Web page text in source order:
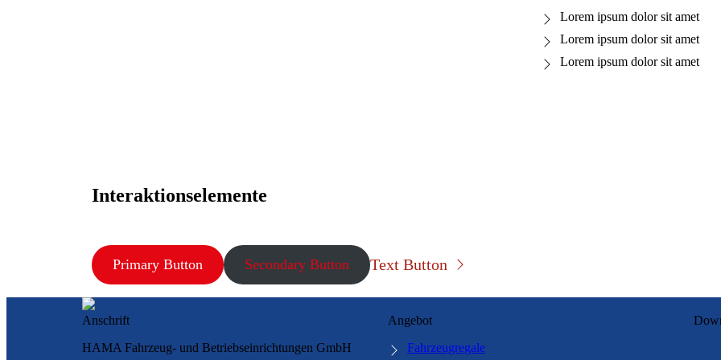
Lorem ipsum dolor sit amet
Lorem ipsum dolor sit amet
Lorem ipsum dolor sit amet
Interaktionselemente
Primary Button Secondary Button Text Button
Anschrift
HAMA Fahrzeug- und Betriebseinrichtungen GmbH
Angebot
Fahrzeugregale